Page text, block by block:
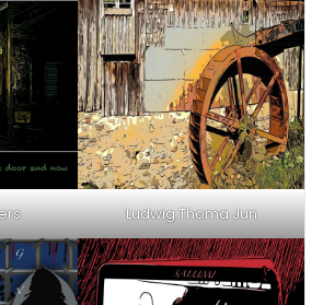
Ludwig Thoma Jun